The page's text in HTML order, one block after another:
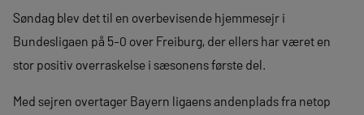
Søndag blev det til en overbevisende hjemmesejr i
Bundesligaen på 5-0 over Freiburg, der ellers har været en
stor positiv overraskelse i sæsonens første del.
Med sejren overtager Bayern ligaens andenplads fra netop